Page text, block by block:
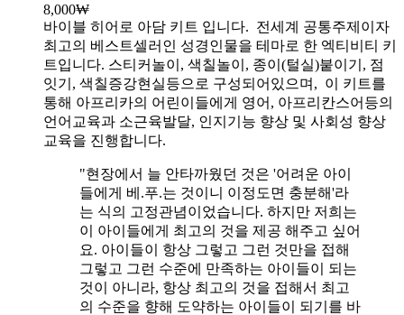
8,000₩
바이블 히어로 아담 키트 입니다. 전세계 공통주제이자
최고의 베스트셀러인 성경인물을 테마로 한 엑티비티 키
트입니다. 스티커놀이, 색칠놀이, 종이(털실)붙이기, 점
잇기, 색칠증강현실등으로 구성되어있으며, 이 키트를
통해 아프리카의 어린이들에게 영어, 아프리칸스어등의
언어교육과 소근육발달, 인지기능 향상 및 사회성 향상
교육을 진행합니다.
"현장에서 늘 안타까웠던 것은 '어려운 아이
들에게 베.푸.는 것이니 이정도면 충분해'라
는 식의 고정관념이었습니다. 하지만 저희는
이 아이들에게 최고의 것을 제공 해주고 싶어
요. 아이들이 항상 그렇고 그런 것만을 접해
그렇고 그런 수준에 만족하는 아이들이 되는
것이 아니라, 항상 최고의 것을 접해서 최고
의 수준을 향해 도약하는 아이들이 되기를 바